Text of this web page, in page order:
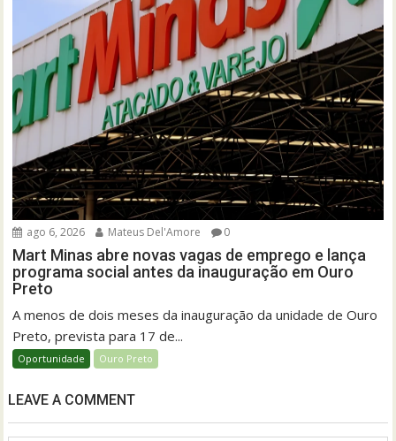
ago 6, 2026 Mateus Del'Amore 0
Mart Minas abre novas vagas de emprego e lança
programa social antes da inauguração em Ouro
Preto
A menos de dois meses da inauguração da unidade de Ouro
Preto, prevista para 17 de...
Oportunidade Ouro Preto
LEAVE A COMMENT